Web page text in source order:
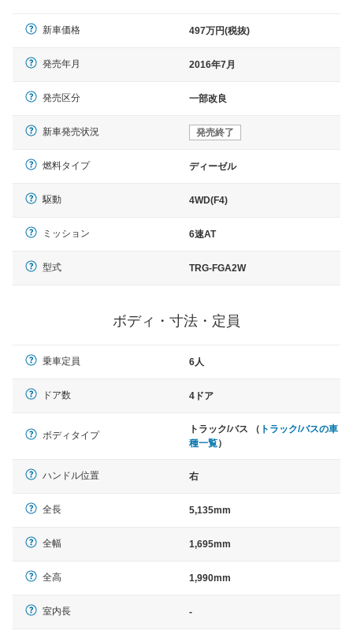
新車価格 497万円(税抜)
発売年月 2016年7月
発売区分 一部改良
新車発売状況 発売終了
燃料タイプ ディーゼル
駆動 4WD(F4)
ミッション 6速AT
型式 TRG-FGA2W
ボディ・寸法・定員
乗車定員 6人
ドア数 4ドア
ボディタイプ
トラック/バス （ トラック/バスの車
種一覧）
ハンドル位置 右
全長 5,135mm
全幅 1,695mm
全高 1,990mm
室内長 -